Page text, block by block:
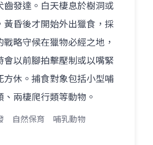
齒發達。白天棲息於樹洞或
黃昏後才開始外出獵食，採
戰略守候在獵物必經之地，
會以前腳拍擊壓制或以嘴緊
方休。捕食對象包括小型哺
、兩棲爬行類等動物。
自然保育 哺乳動物